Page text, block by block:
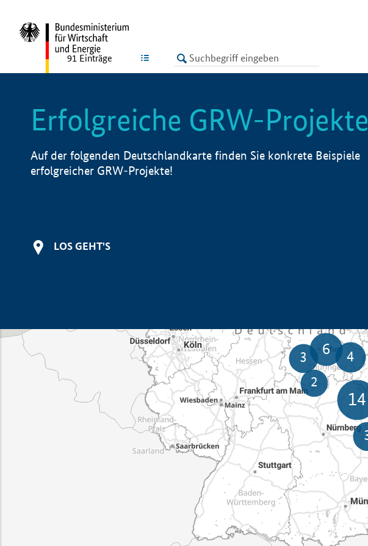
LISTE
91 Einträge
Erfolgreiche GRW-Projekte
Auf der folgenden Deutschlandkarte finden Sie konkrete Beispiele
erfolgreicher GRW-Projekte!
LOS GEHT'S